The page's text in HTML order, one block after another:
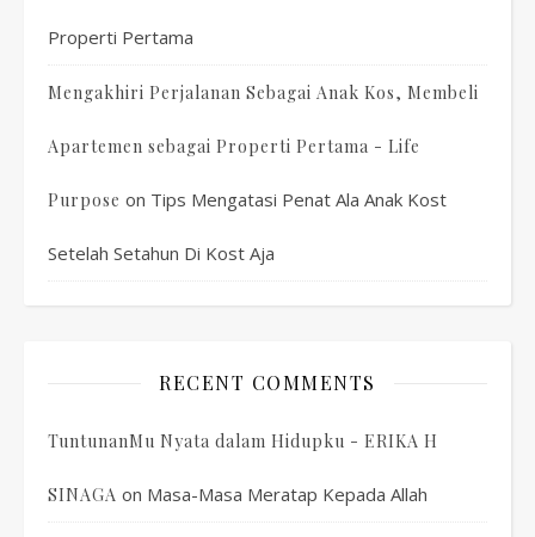
Properti Pertama
Mengakhiri Perjalanan Sebagai Anak Kos, Membeli
Apartemen sebagai Properti Pertama - Life
Purpose on Tips Mengatasi Penat Ala Anak Kost
Setelah Setahun Di Kost Aja
RECENT COMMENTS
TuntunanMu Nyata dalam Hidupku - ERIKA H
SINAGA on Masa-Masa Meratap Kepada Allah